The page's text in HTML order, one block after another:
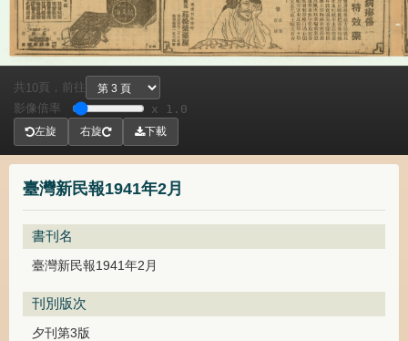
臺灣新民報1941年2月
書刊名
臺灣新民報1941年2月
刊別版次
夕刊第3版
共 10頁， 前往
影像倍率
x 1.0
左旋 右旋 下載